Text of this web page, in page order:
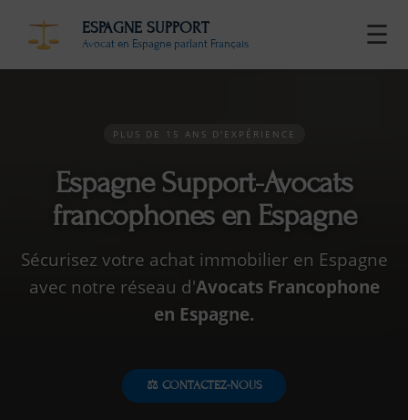
ESPAGNE SUPPORT
Avocat en Espagne parlant Français ☰
PLUS DE 15 ANS D'EXPÉRIENCE
Espagne Support-Avocats
francophones en Espagne
Sécurisez votre achat immobilier en Espagne
avec notre réseau d'Avocats Francophone
en Espagne.
⚖️ CONTACTEZ-NOUS